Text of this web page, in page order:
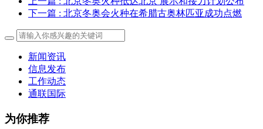
下一篇 : 北京冬奥会火种在希腊古奥林匹亚成功点燃
新闻资讯
信息发布
工作动态
通联国际
为你推荐